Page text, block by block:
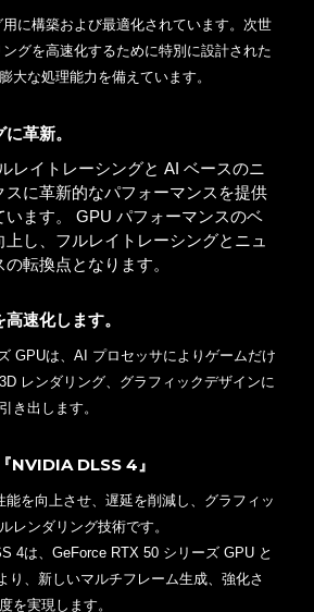
に構築および最適化されています。次世
グを高速化するために特別に設計された
大な処理能力を備えています。
革新。
レイトレーシングと AI ベースのニ
スに革新的なパフォーマンスを提供
ます。 GPU パフォーマンスのベ
し、フルレイトレーシングとニュ
転換点となります。
速化します。
GPUは、AI プロセッサによりゲームだけ
レンダリング、グラフィックデザインに
き出します。
NVIDIA DLSS 4』
を向上させ、遅延を削減し、グラフィッ
レンダリング技術です。
4は、GeForce RTX 50 シリーズ GPU と
り、新しいマルチフレーム生成、強化さ
を実現します。